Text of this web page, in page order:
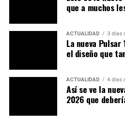
125S. La moto de los
que a muchos
ACTUALIDAD 3 días
La nueva
el diseño que
ACTUALIDAD 4 días
Así se ve la
2026 que